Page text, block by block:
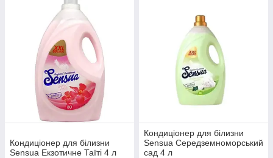
Кондиціонер для білизни
Sensua Екзотичне Таїті 4 л
Кондиціонер для білизни
Sensua Середземноморський
сад 4 л